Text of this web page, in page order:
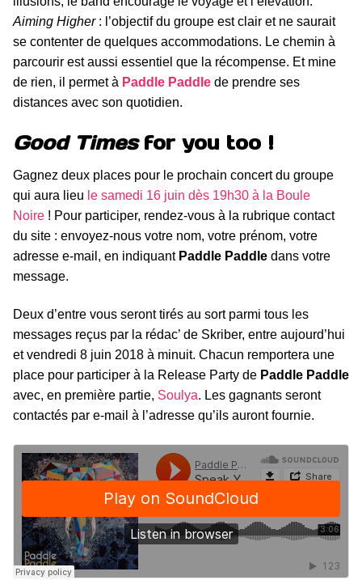
Aiming Higher: l’objectif du groupe est clair et ne saurait
se contenter de quelques accommodations. Le chemin à
parcourir est aussi essentiel que la récompense. Et mine
de rien, il permet à Paddle Paddle de prendre ses
distances avec son quotidien.
Good Timesfor you too !
Gagnez deux places pour le prochain concert du groupe
qui aura lieu le samedi 16 juin dès 19h30 à la Boule
Noire ! Pour participer, rendez-vous à la rubrique contact
du site : envoyez-nous votre nom, votre prénom, votre
adresse e-mail, en indiquant Paddle Paddle dans votre
message.
Deux d’entre vous seront tirés au sort parmi tous les
messages reçus par la rédac’ de Skriber, entre aujourd’hui
et vendredi 8 juin 2018 à minuit. Chacun remportera une
place pour participer à la Release Party de Paddle Paddle
avec, en première partie, Soulya. Les gagnants seront
contactés par e-mail à l’adresse qu’ils auront fournie.